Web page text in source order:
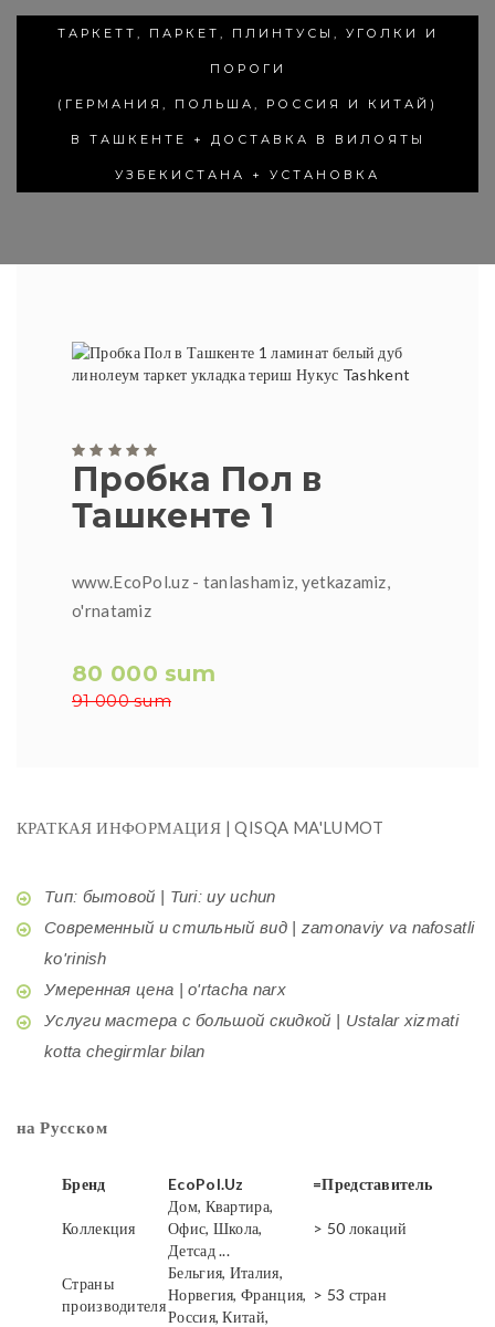
ТАРКЕТТ, ПАРКЕТ, ПЛИНТУСЫ, УГОЛКИ И
ПОРОГИ
(ГЕРМАНИЯ, ПОЛЬША, РОССИЯ И КИТАЙ)
В ТАШКЕНТЕ + ДОСТАВКА В ВИЛОЯТЫ
УЗБЕКИСТАНА + УСТАНОВКА
Пробка Пол в
Ташкенте 1
www.EcoPol.uz - tanlashamiz, yetkazamiz,
o'rnatamiz
80 000 sum
91 000 sum
КРАТКАЯ ИНФОРМАЦИЯ | QISQA MA'LUMOT
Тип: бытовой | Turi: uy uchun
Современный и стильный вид | zamonaviy va nafosatli
ko'rinish
Умеренная цена | o'rtacha narx
Услуги мастера с большой скидкой | Ustalar xizmati
kotta chegirmlar bilan
на Русском
Бренд EcoPol.Uz =Представитель
Коллекция
Дом, Квартира,
Офис, Школа,
Детсад ...
> 50 локаций
Страны
производителя
Бельгия, Италия,
Норвегия, Франция,
Россия, Китай,
> 53 стран